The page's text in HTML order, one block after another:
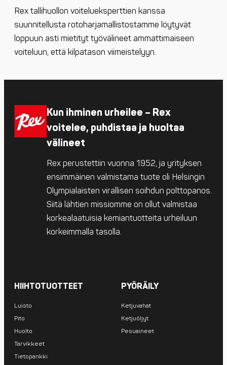
Rex tallihuollon voitelueksperttien kanssa
suunnitellusta rotoharjamallistostamme löytyvät
loppuun asti mietityt työvälineet ammattimaiseen
voiteluun, että kilpatason viimeistelyyn.
Kun ihminen urheilee – Rex
voitelee, puhdistaa ja huoltaa
välineet
Rex perustettiin vuonna 1952, ja yrityksen
ensimmäinen valmistama tuote oli Helsingin
Olympialaisten virallisen soihdun polttopanos.
Siitä lähtien missiomme on ollut valmistaa
korkealaatuisia kemiantuotteita urheiluun
korkeimmalla tasolla.
HIIHTOTUOTTEET
Luisto
Pito
Huolto
Tarvikkeet
Tietopankki
PYÖRÄILY
Ketjuvahat
Ketjuöljyt
Pesuaineet